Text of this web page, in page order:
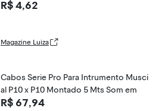
R$ 4,62
Magazine Luiza
Cabos Serie Pro Para Intrumento Musci
al P10 x P10 Montado 5 Mts Som em
R$ 67,94